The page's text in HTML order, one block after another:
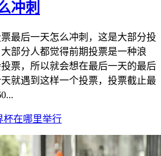
冲刺
最后一天怎么冲刺，这是大部分投
部分人都觉得前期投票是一种浪
票，所以就会想在最后一天的最后
就遇到这样一个投票，投票截止最
杯在哪里举行